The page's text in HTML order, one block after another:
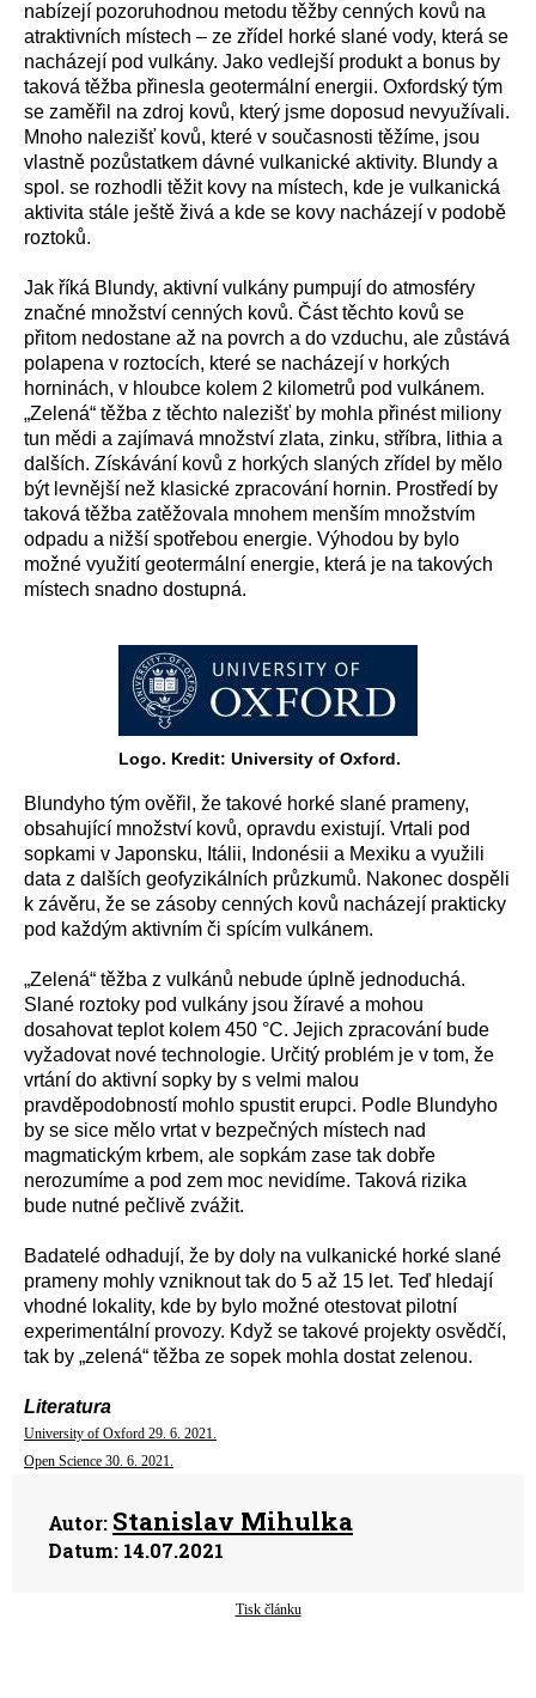
nabízejí pozoruhodnou metodu těžby cenných kovů na
atraktivních místech – ze zřídel horké slané vody, která se
nacházejí pod vulkány. Jako vedlejší produkt a bonus by
taková těžba přinesla geotermální energii. Oxfordský tým
se zaměřil na zdroj kovů, který jsme doposud nevyužívali.
Mnoho nalezišť kovů, které v současnosti těžíme, jsou
vlastně pozůstatkem dávné vulkanické aktivity. Blundy a
spol. se rozhodli těžit kovy na místech, kde je vulkanická
aktivita stále ještě živá a kde se kovy nacházejí v podobě
roztoků.
Jak říká Blundy, aktivní vulkány pumpují do atmosféry
značné množství cenných kovů. Část těchto kovů se
přitom nedostane až na povrch a do vzduchu, ale zůstává
polapena v roztocích, které se nacházejí v horkých
horninách, v hloubce kolem 2 kilometrů pod vulkánem.
„Zelená“ těžba z těchto nalezišť by mohla přinést miliony
tun mědi a zajímavá množství zlata, zinku, stříbra, lithia a
dalších. Získávání kovů z horkých slaných zřídel by mělo
být levnější než klasické zpracování hornin. Prostředí by
taková těžba zatěžovala mnohem menším množstvím
odpadu a nižší spotřebou energie. Výhodou by bylo
možné využití geotermální energie, která je na takových
místech snadno dostupná.
Logo. Kredit: University of Oxford.
Blundyho tým ověřil, že takové horké slané prameny,
obsahující množství kovů, opravdu existují. Vrtali pod
sopkami v Japonsku, Itálii, Indonésii a Mexiku a využili
data z dalších geofyzikálních průzkumů. Nakonec dospěli
k závěru, že se zásoby cenných kovů nacházejí prakticky
pod každým aktivním či spícím vulkánem.
„Zelená“ těžba z vulkánů nebude úplně jednoduchá.
Slané roztoky pod vulkány jsou žíravé a mohou
dosahovat teplot kolem 450 °C. Jejich zpracování bude
vyžadovat nové technologie. Určitý problém je v tom, že
vrtání do aktivní sopky by s velmi malou
pravděpodobností mohlo spustit erupci. Podle Blundyho
by se sice mělo vrtat v bezpečných místech nad
magmatickým krbem, ale sopkám zase tak dobře
nerozumíme a pod zem moc nevidíme. Taková rizika
bude nutné pečlivě zvážit.
Badatelé odhadují, že by doly na vulkanické horké slané
prameny mohly vzniknout tak do 5 až 15 let. Teď hledají
vhodné lokality, kde by bylo možné otestovat pilotní
experimentální provozy. Když se takové projekty osvědčí,
tak by „zelená“ těžba ze sopek mohla dostat zelenou.
Literatura
University of Oxford 29. 6. 2021.
Open Science 30. 6. 2021.
Autor: Stanislav Mihulka
Datum: 14.07.2021
Tisk článku